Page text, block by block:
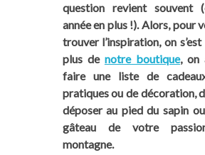
question revient souvent
année en plus !). Alors, pour
trouver l’inspiration, on
plus de notre boutique, on
faire une liste de
pratiques ou de décoration,
déposer au pied du sapin
gâteau de votre
montagne.